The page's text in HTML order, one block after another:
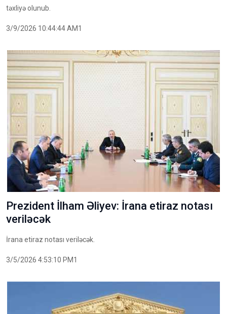
təxliyə olunub.
3/9/2026 10:44:44 AM1
Prezident İlham Əliyev: İrana etiraz notası
veriləcək
İrana etiraz notası veriləcək.
3/5/2026 4:53:10 PM1